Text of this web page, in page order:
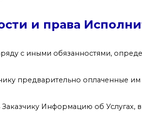
и права
с иными обязанностями,
предварительно оплаченные
Заказчику Информацию об Услугах,